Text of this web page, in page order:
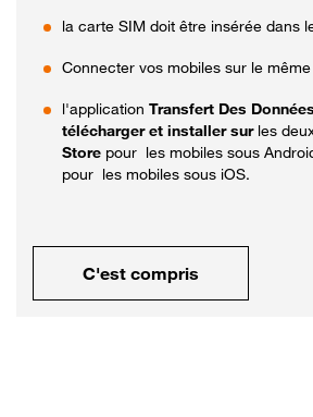
la carte SIM doit être insérée dans
Connecter vos mobiles sur le
l'application Transfert Des Données
télécharger et installer sur les
Store pour les mobiles sous
pour les mobiles sous iOS.
C'est compris